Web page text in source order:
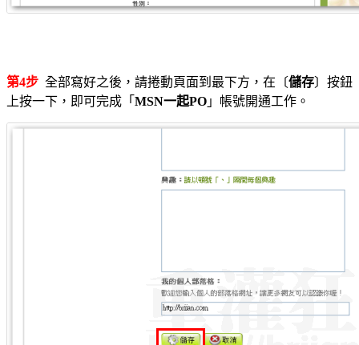
第4步 全部寫好之後，請捲動頁面到最下方，在〔儲存〕按鈕
上按一下，即可完成「 MSN一起PO 」帳號開通工作。